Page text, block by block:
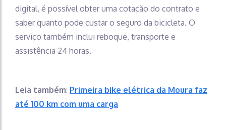
digital, é possível obter uma cotação do contrato e
saber quanto pode custar o seguro da bicicleta. O
serviço também inclui reboque, transporte e
assistência 24 horas.
Leia também: Primeira bike elétrica da Moura faz
até 100 km com uma carga